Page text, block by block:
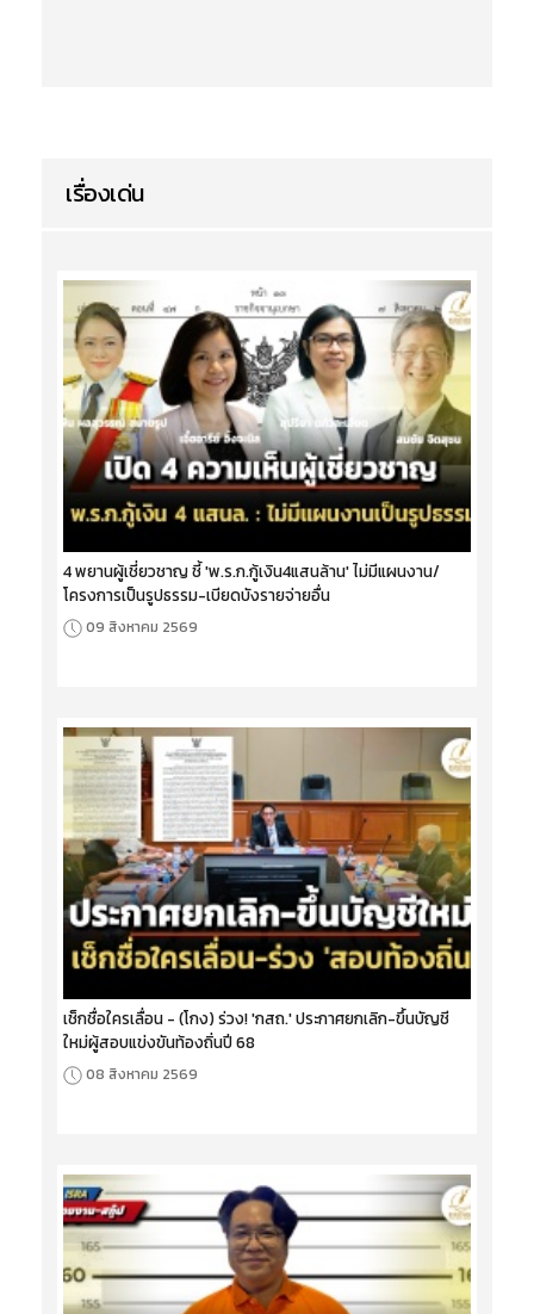
เรื่องเด่น
4 พยานผู้เชี่ยวชาญ ชี้ 'พ.ร.ก.กู้เงิน4แสนล้าน' ไม่มีแผนงาน/
โครงการเป็นรูปธรรม-เบียดบังรายจ่ายอื่น
09 สิงหาคม 2569
เช็กชื่อใครเลื่อน - (โกง) ร่วง! 'กสถ.' ประกาศยกเลิก-ขึ้นบัญชี
ใหม่ผู้สอบแข่งขันท้องถิ่นปี 68
08 สิงหาคม 2569